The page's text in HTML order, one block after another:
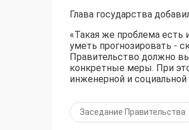
Глава государства
«Такая же проблема есть
уметь прогнозировать -
Правительство должно
конкретные меры. При
инженерной и
Заседание Правительства